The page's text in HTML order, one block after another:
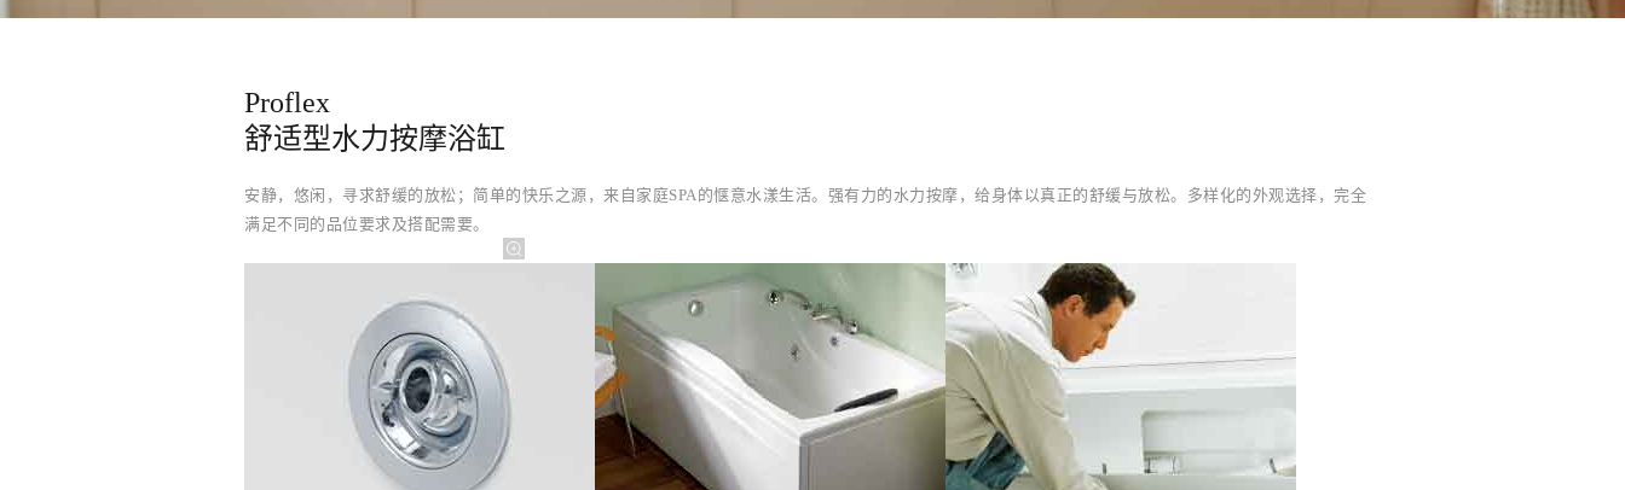
Proflex
舒适型水力按摩浴缸
安静，悠闲，寻求舒缓的放松；简单的快乐之源，来自家庭SPA的惬意水漾生活。强有力的水力按摩，给身体以真正的舒缓与放松。多样化的外观选择，完全
满足不同的品位要求及搭配需要。